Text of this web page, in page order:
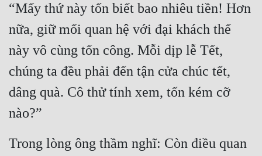
“Mấy thứ này tốn biết bao nhiêu tiền! Hơn
nữa, giữ mối quan hệ với đại khách thế
này vô cùng tốn công. Mỗi dịp lễ Tết,
chúng ta đều phải đến tận cửa chúc tết,
dâng quà. Cô thử tính xem, tốn kém cỡ
nào?”
Trong lòng ông thầm nghĩ: Còn điều quan